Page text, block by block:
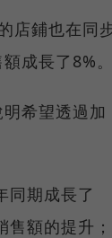
店鋪也在同
成長了8%
希望透過加
同期成長了
額的提升；